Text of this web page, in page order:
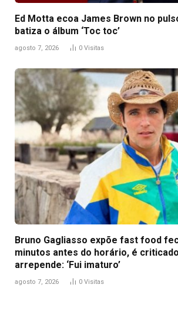
Ed Motta ecoa James Brown no
batiza o álbum ‘Toc toc’
agosto 7, 2026 0 Visitas
Bruno Gagliasso expõe fast food
minutos antes do horário, é
arrepende: ‘Fui imaturo’
agosto 7, 2026 0 Visitas